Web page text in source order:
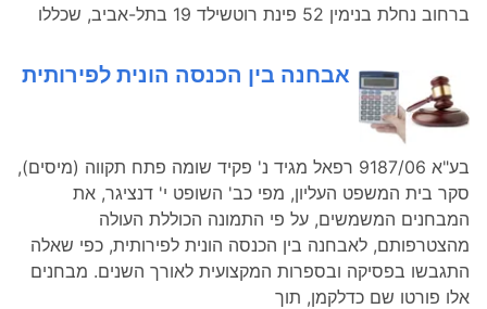
ברחוב נחלת בנימין 52 פינת רוטשילד 19 בתל-אביב, שכללו
אבחנה בין הכנסה הונית לפירותית
בע"א 9187/06 רפאל מגיד נ' פקיד שומה פתח תקווה (מיסים),
סקר בית המשפט העליון, מפי כב' השופט י' דנציגר, את
המבחנים המשמשים, על פי התמונה הכוללת העולה
מהצטרפותם, לאבחנה בין הכנסה הונית לפירותית, כפי שאלה
התגבשו בפסיקה ובספרות המקצועית לאורך השנים. מבחנים
אלו פורטו שם כדלקמן, תוך